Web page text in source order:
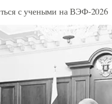
с учеными на ВЭФ-2026